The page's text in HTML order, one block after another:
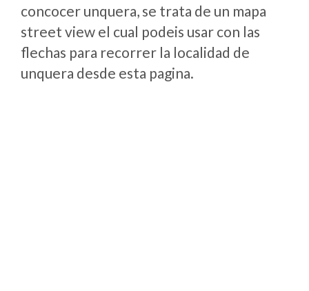
concocer unquera, se trata de un mapa
street view el cual podeis usar con las
flechas para recorrer la localidad de
unquera desde esta pagina.